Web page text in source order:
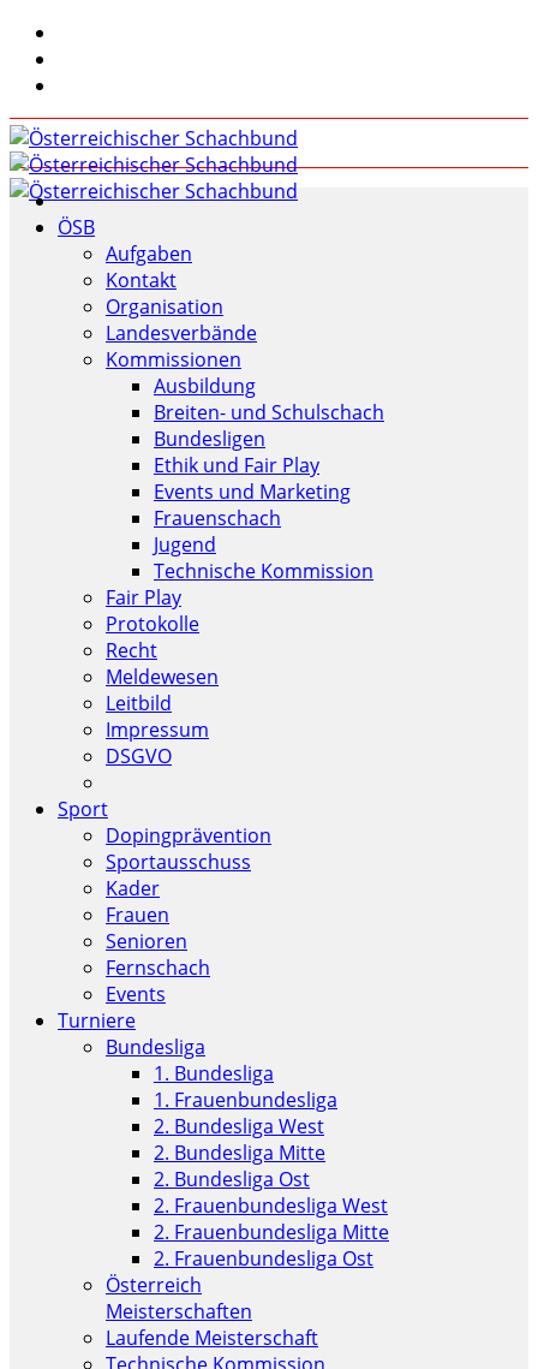
ÖSB
Aufgaben
Kontakt
Organisation
Landesverbände
Kommissionen
Ausbildung
Breiten- und Schulschach
Bundesligen
Ethik und Fair Play
Events und Marketing
Frauenschach
Jugend
Technische Kommission
Fair Play
Protokolle
Recht
Meldewesen
Leitbild
Impressum
DSGVO
Sport
Dopingprävention
Sportausschuss
Kader
Frauen
Senioren
Fernschach
Events
Turniere
Bundesliga
1. Bundesliga
1. Frauenbundesliga
2. Bundesliga West
2. Bundesliga Mitte
2. Bundesliga Ost
2. Frauenbundesliga West
2. Frauenbundesliga Mitte
2. Frauenbundesliga Ost
Österreich
Meisterschaften
Laufende Meisterschaft